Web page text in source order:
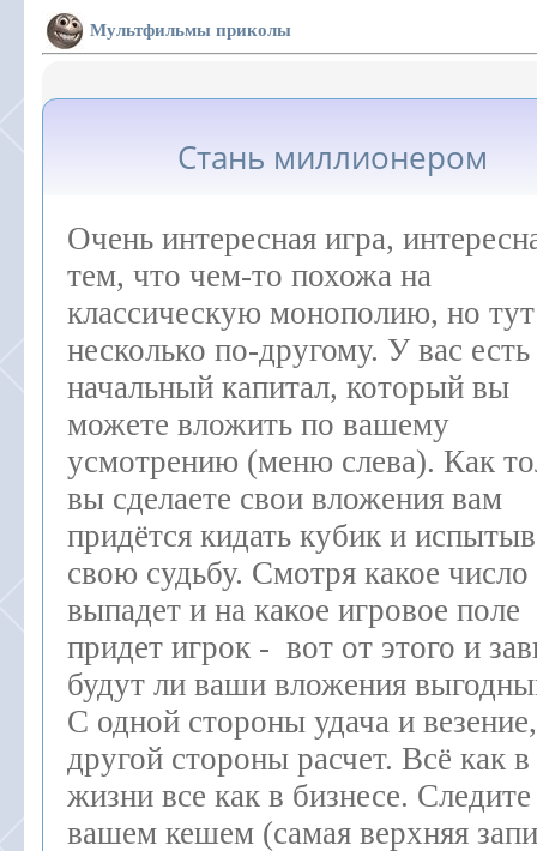
Мультфильмы приколы
Стань миллионером
Очень интересная игра,
тем, что чем-то похожа на
классическую монополию, но тут
несколько по-другому. У вас есть
начальный капитал, который вы
можете вложить по вашему
усмотрению (меню слева). Как
вы сделаете свои вложения вам
придётся кидать кубик и
свою судьбу. Смотря какое число
выпадет и на какое игровое поле
придет игрок - вот от этого и
будут ли ваши вложения
С одной стороны удача и
другой стороны расчет. Всё как в
жизни все как в бизнесе. Следите
вашем кешем (самая верхняя